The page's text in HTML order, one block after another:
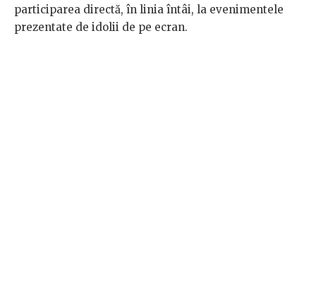
participarea directă, în linia întâi, la evenimentele
prezentate de idolii de pe ecran.